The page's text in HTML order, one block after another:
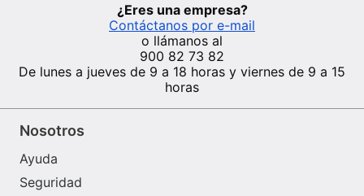
¿Eres una empresa?
Contáctanos por e-mail
o llámanos al
900 82 73 82
De lunes a jueves de 9 a 18 horas y viernes de 9 a 15
horas
Nosotros
Ayuda
Seguridad